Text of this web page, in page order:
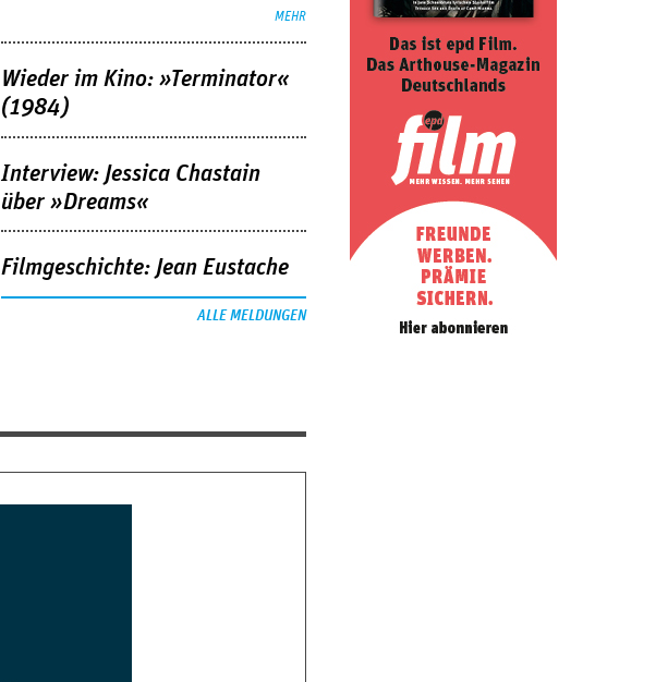
MEHR
Wieder im Kino: »Terminator«
(1984)
Interview: Jessica Chastain
über »Dreams«
Filmgeschichte: Jean Eustache
ALLE MELDUNGEN